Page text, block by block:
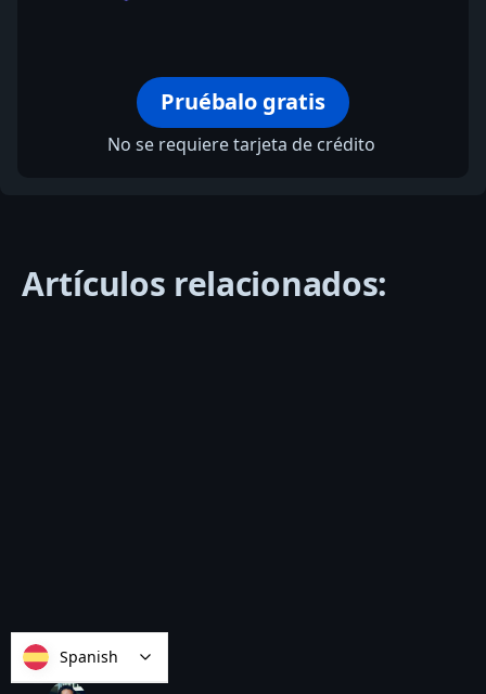
Pruébalo gratis
No se requiere tarjeta de crédito
Artículos relacionados:
Spanish